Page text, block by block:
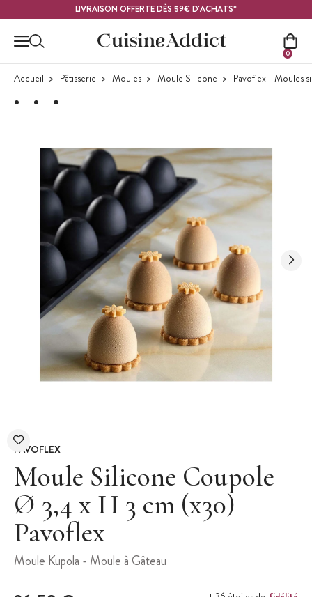
LIVRAISON OFFERTE DÈS 59€ D'ACHATS*
0
Accueil Pâtisserie Moules Moule Silicone Pavoflex - Moules
PAVOFLEX
Moule Silicone Coupole
Ø 3,4 x H 3 cm (x30)
Pavoflex
Moule Kupola - Moule à Gâteau